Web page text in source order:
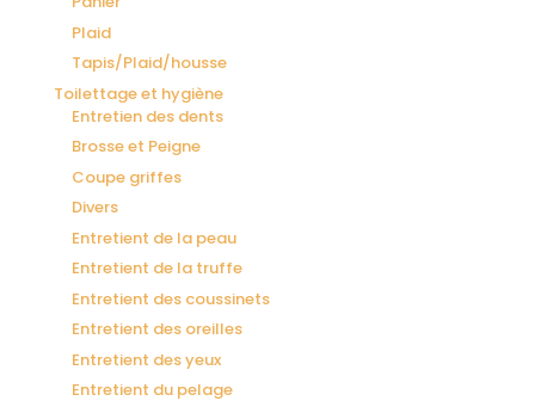
Plaid
Tapis/Plaid/housse
Toilettage et hygiène
Entretien des dents
Brosse et Peigne
Coupe griffes
Divers
Entretient de la peau
Entretient de la truffe
Entretient des coussinets
Entretient des oreilles
Entretient des yeux
Entretient du pelage